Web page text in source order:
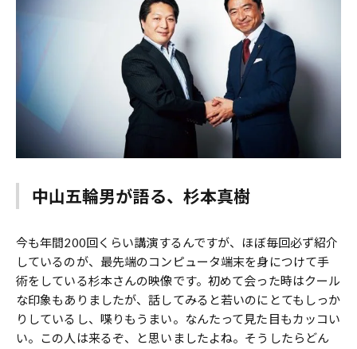
中山五輪男が語る、杉本真樹
今も年間200回くらい講演するんですが、ほぼ毎回必ず紹介
しているのが、最先端のコンピュータ端末を身につけて手
術をしている杉本さんの映像です。初めて会った時はクール
な印象もありましたが、話してみると若いのにとてもしっか
りしているし、喋りもうまい。なんたって見た目もカッコい
い。この人は来るぞ、と思いましたよね。そうしたらどん